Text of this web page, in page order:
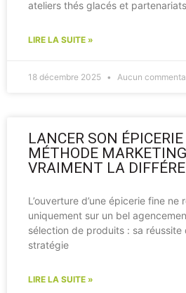
ateliers thés glacés et
LIRE LA SUITE »
18 décembre 2025 Aucun
LANCER SON
MÉTHODE
VRAIMENT LA
L’ouverture d’une épicerie fine ne
uniquement sur un bel
sélection de produits : sa réussite
stratégie
LIRE LA SUITE »